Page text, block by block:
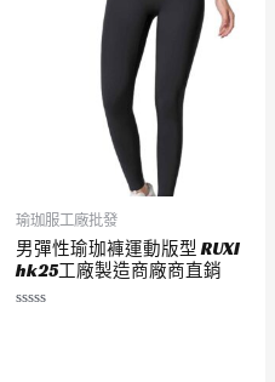
瑜珈服工廠批發
男彈性瑜珈褲運動版型 RUXI
hk25工廠製造商廠商直銷